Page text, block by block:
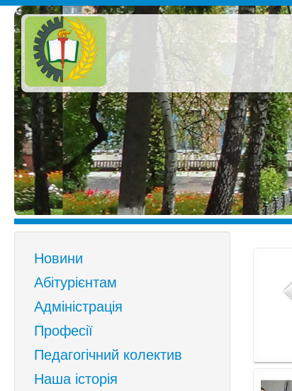
Новини
Абітурієнтам
Адміністрація
Професії
Педагогічний колектив
Наша історія